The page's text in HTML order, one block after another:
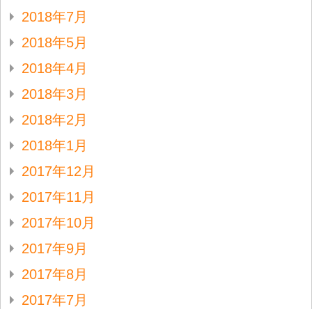
2018年7月
2018年5月
2018年4月
2018年3月
2018年2月
2018年1月
2017年12月
2017年11月
2017年10月
2017年9月
2017年8月
2017年7月